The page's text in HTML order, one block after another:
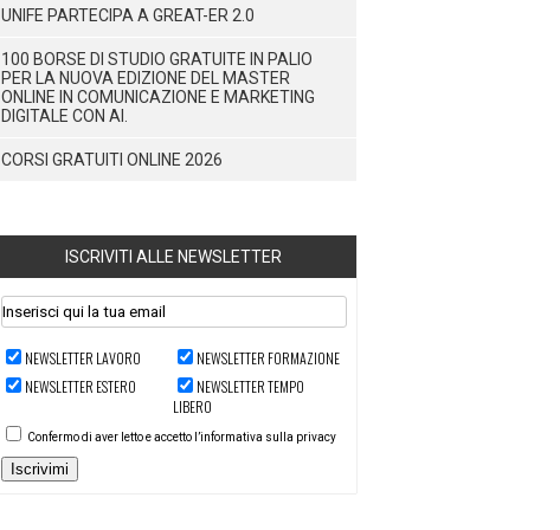
UNIFE PARTECIPA A GREAT-ER 2.0
100 BORSE DI STUDIO GRATUITE IN PALIO
PER LA NUOVA EDIZIONE DEL MASTER
ONLINE IN COMUNICAZIONE E MARKETING
DIGITALE CON AI.
CORSI GRATUITI ONLINE 2026
ISCRIVITI ALLE NEWSLETTER
NEWSLETTER LAVORO
NEWSLETTER FORMAZIONE
NEWSLETTER ESTERO
NEWSLETTER TEMPO
LIBERO
Confermo di aver letto e accetto l’informativa sulla privacy
Iscrivimi